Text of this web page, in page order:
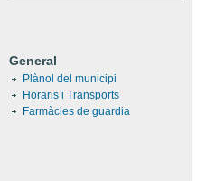
General
Plànol del municipi
Horaris i Transports
Farmàcies de guardia